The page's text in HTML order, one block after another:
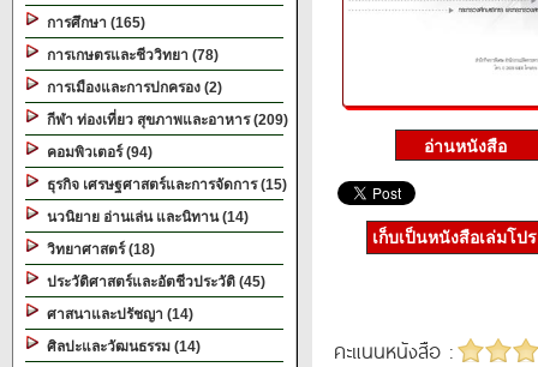
การศึกษา (165)
การเกษตรและชีววิทยา (78)
การเมืองและการปกครอง (2)
กีฬา ท่องเที่ยว สุขภาพและอาหาร (209)
คอมพิวเตอร์ (94)
ธุรกิจ เศรษฐศาสตร์และการจัดการ (15)
นวนิยาย อ่านเล่น และนิทาน (14)
วิทยาศาสตร์ (18)
ประวัติศาสตร์และอัตชีวประวัติ (45)
ศาสนาและปรัชญา (14)
ศิลปะและวัฒนธรรม (14)
เก็บเป็นหนังสือเล่มโป
คะแนนหนังสือ :